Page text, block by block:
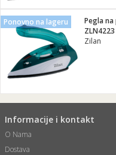
Ponovno na lageru
Pegla na
ZLN4223
Zilan
Informacije i kontakt
O Nama
Dostava